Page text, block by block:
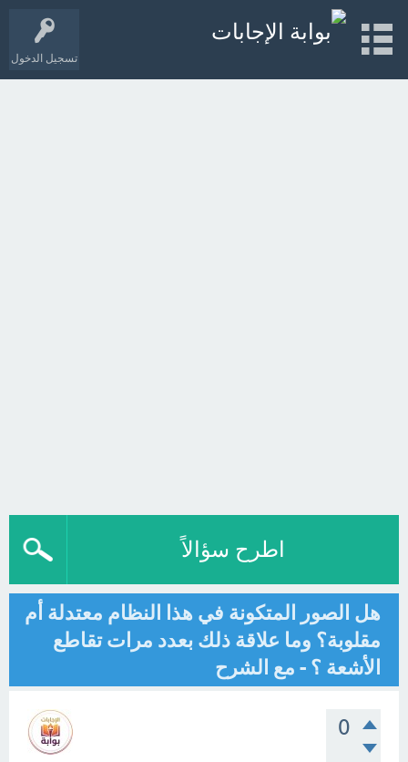
تسجيل الدخول
اطرح سؤالاً
هل الصور المتكونة في هذا النظام معتدلة أم
مقلوبة؟ وما علاقة ذلك بعدد مرات تقاطع
الأشعة ؟ - مع الشرح
0